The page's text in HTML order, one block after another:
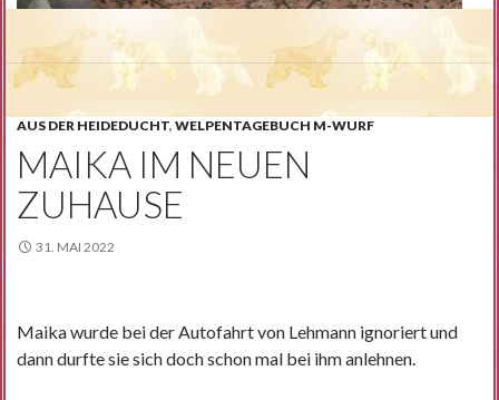
AUS DER HEIDEDUCHT, WELPENTAGEBUCH M-WURF
MAIKA IM NEUEN
ZUHAUSE
31. MAI 2022
Maika wurde bei der Autofahrt von Lehmann ignoriert und
dann durfte sie sich doch schon mal bei ihm anlehnen.